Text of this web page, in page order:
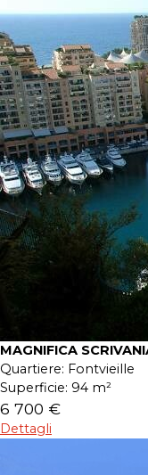
MAGNIFICA
Quartiere: Fontvieille
Superficie: 94 m²
6 700 €
Dettagli